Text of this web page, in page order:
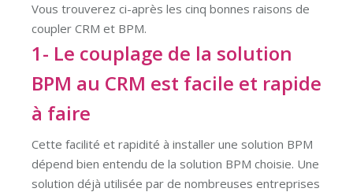
Vous trouverez ci-après les cinq bonnes raisons de
coupler CRM et BPM.
1- Le couplage de la solution
BPM au CRM est facile et rapide
à faire
Cette facilité et rapidité à installer une solution BPM
dépend bien entendu de la solution BPM choisie. Une
solution déjà utilisée par de nombreuses entreprises